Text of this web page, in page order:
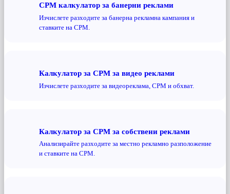
CPM калкулатор за банерни реклами
Изчислете разходите за банерна рекламна кампания и
ставките на CPM.
Калкулатор за CPM за видео реклами
Изчислете разходите за видеореклама, CPM и обхват.
Калкулатор за CPM за собствени реклами
Анализирайте разходите за местно рекламно разположение
и ставките на CPM.